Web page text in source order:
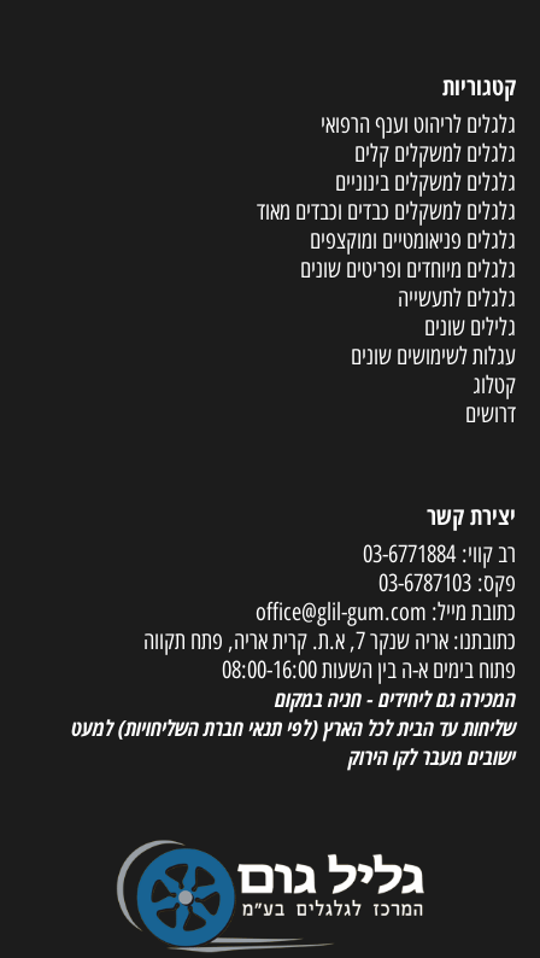
קטגוריות
גלגלים לריהוט וענף הרפואי
גלגלים למשקלים קלים
גלגלים למשקלים בינוניים
גלגלים למשקלים כבדים וכבדים מאוד
גלגלים פניאומטיים ומוקצפים
גלגלים מיוחדים ופריטים שונים
גלגלים לתעשייה
גלילים שונים
עגלות לשימושים שונים
קטלוג
דרושים
יצירת קשר
רב קווי:03-6771884
פקס: 03-6787103
כתובת מייל: office@glil-gum.com
כתובתנו: אריה שנקר 7, א.ת. קרית אריה, פתח תקווה
פתוח בימים א-ה בין השעות 08:00-16:00
המכירה גם ליחידים - חניה במקום
שליחות עד הבית לכל הארץ(לפי תנאי חברת השליחויות) למעט
ישובים מעבר לקו הירוק